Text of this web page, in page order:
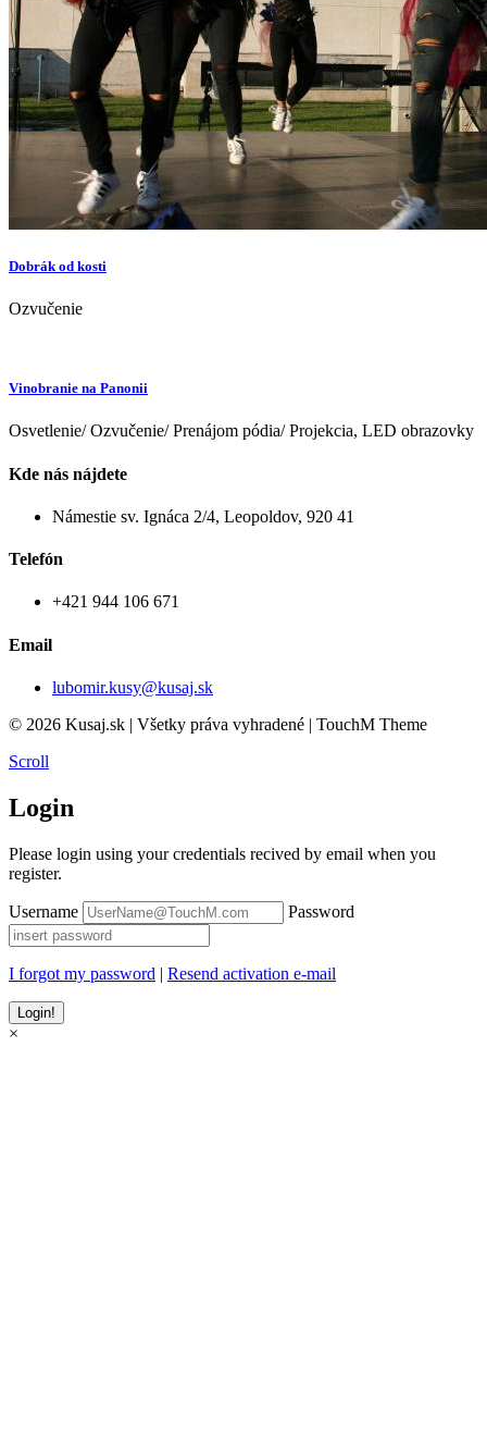
Dobrák od kosti
Ozvučenie
Vinobranie na Panonii
Osvetlenie/ Ozvučenie/ Prenájom pódia/ Projekcia, LED obrazovky
Kde nás nájdete
Námestie sv. Ignáca 2/4, Leopoldov, 920 41
Telefón
+421 944 106 671
Email
lubomir.kusy@kusaj.sk
© 2026 Kusaj.sk | Všetky práva vyhradené | TouchM Theme
Scroll
Login
Please login using your credentials recived by email when you
register.
Username Password
I forgot my password | Resend activation e-mail
×